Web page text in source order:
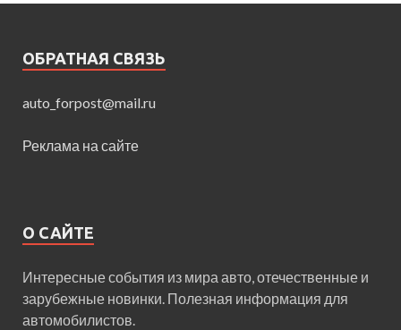
ОБРАТНАЯ СВЯЗЬ
auto_forpost@mail.ru
Реклама на сайте
О САЙТЕ
Интересные события из мира авто, отечественные и
зарубежные новинки. Полезная информация для
автомобилистов.